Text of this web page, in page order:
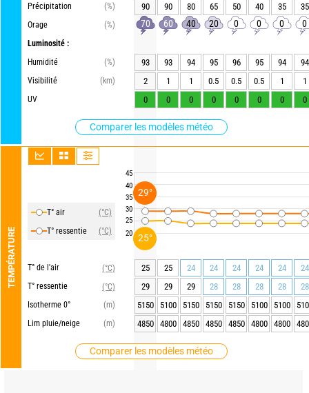
Précipitation
(%)
Orage
(%)
Luminosité :
Humidité
(%)
Visibilité
(km)
UV
Comparer les modèles météo
TEMPÉRATURE
T° air
(°C)
T° ressentie
(°C)
T° de l'air
(°C)
T° ressentie
(°C)
Isotherme 0°
(m)
Lim pluie/neige
(m)
Comparer les modèles météo
45
40
35
30
25
20
90 90 80 65 50 40 35 35
70 60 40 20 0 0 0 0
93 93 94 95 96 95 94
94
2
1 1 0.5 0.5 0.5 1
1
0
0 0 0 0 0 0 0
25 25 24 24 24 24 24
24
29
29 29 28 28 28 28
28
5150
5100 5150 5150 5150 5100 5100
4850
4800 4850 4850 4850 4800 4800
25°
29°